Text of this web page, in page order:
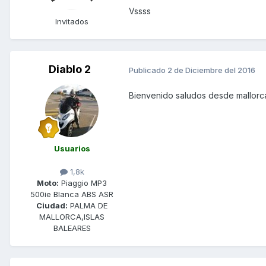
Invitados
Vssss
Diablo 2
Usuarios
1,8k
Moto: Piaggio MP3
500ie Blanca ABS ASR
Ciudad: PALMA DE
MALLORCA,ISLAS
BALEARES
Publicado 2 de Diciembre del 2016
Bienvenido saludos desde